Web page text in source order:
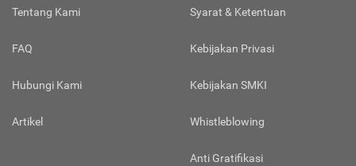
Tentang Kami
FAQ
Hubungi Kami
Artikel
Syarat & Ketentuan
Kebijakan Privasi
Kebijakan SMKI
Whistleblowing
Anti Gratifikasi